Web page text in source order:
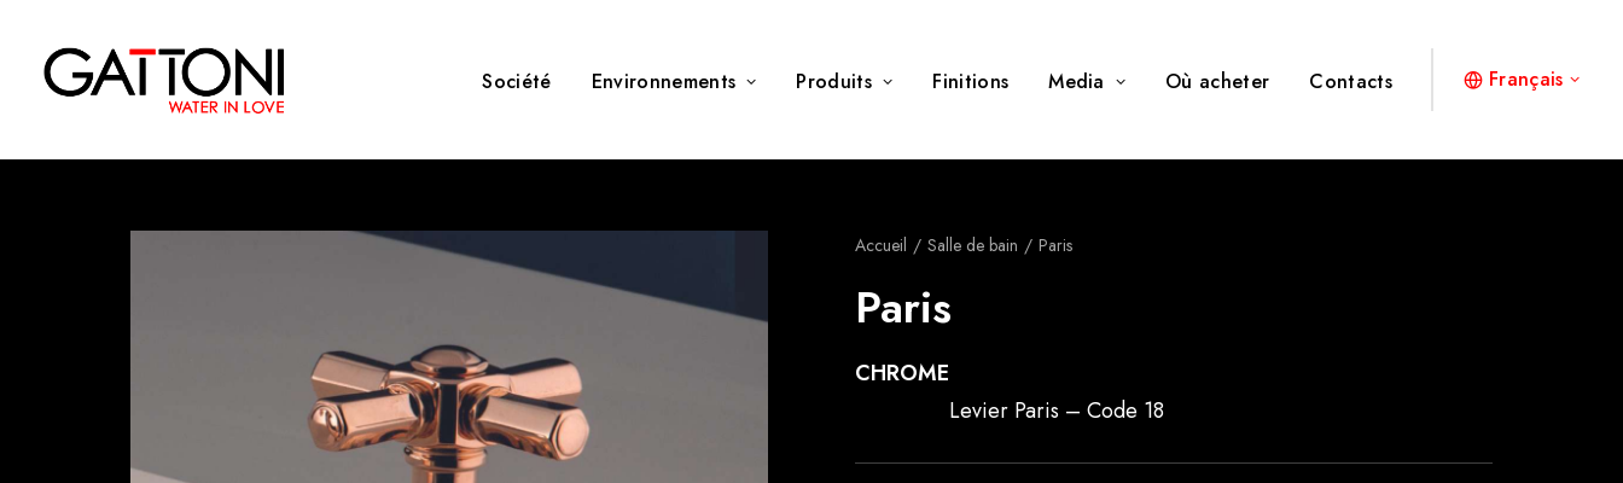
Société Environnements Produits Finitions Media Où acheter Contacts Français
Accueil Salle de bain Paris
Paris
CHROME
Levier Paris – Code 18